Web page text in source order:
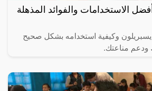
الاستخدامات والفوائد المذهلة
وكيفية استخدامه بشكل صحيح
مناعتك.